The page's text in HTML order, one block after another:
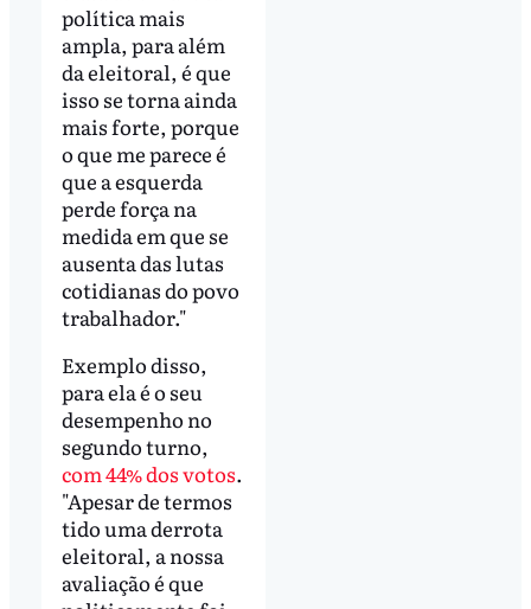
política mais
ampla, para além
da eleitoral, é que
isso se torna ainda
mais forte, porque
o que me parece é
que a esquerda
perde força na
medida em que se
ausenta das lutas
cotidianas do povo
trabalhador."
Exemplo disso,
para ela é o seu
desempenho no
segundo turno,
com 44% dos votos.
"Apesar de termos
tido uma derrota
eleitoral, a nossa
avaliação é que